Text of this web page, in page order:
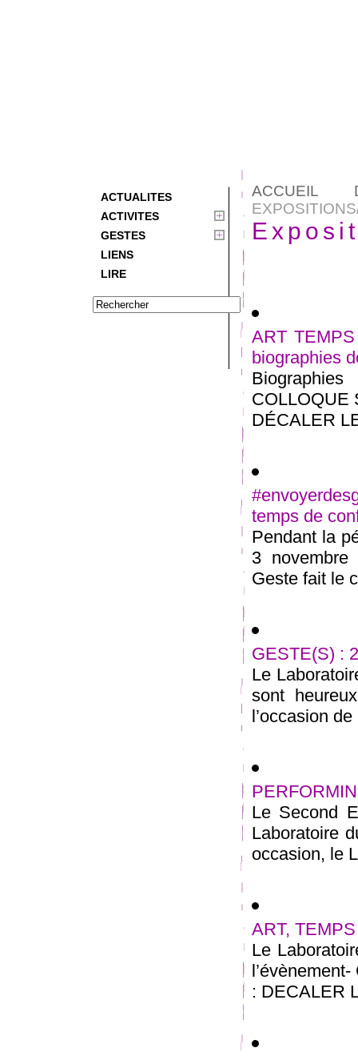
ACTUALITES
ACTIVITES
GESTES
LIENS
LIRE
ACCUEIL
ART
biographies
COLLOQUE
DÉCALER
temps de
Pendant la
3 novembre
Geste fait le
GESTE(S) :
Le
sont
l’occasion
Le Second
Laboratoire
occasion, le
ART,
Le
: DECALER